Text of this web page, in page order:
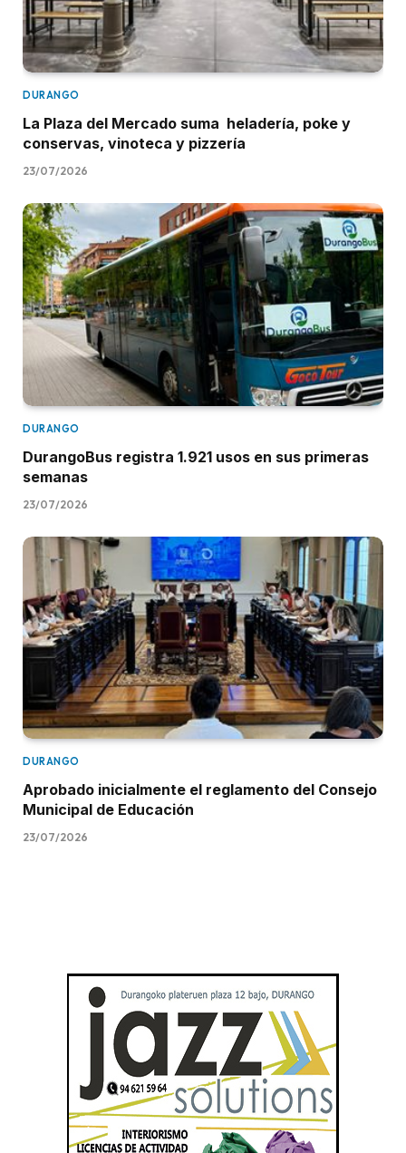
DURANGO
La Plaza del Mercado suma heladería, poke y
conservas, vinoteca y pizzería
23/07/2026
DURANGO
DurangoBus registra 1.921 usos en sus primeras
semanas
23/07/2026
DURANGO
Aprobado inicialmente el reglamento del Consejo
Municipal de Educación
23/07/2026